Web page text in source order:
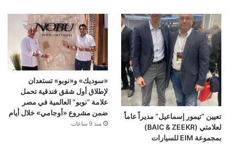
تعيين “تيمور إسماعيل” مديراً عاماً
لعلامتي (BAIC & ZEEKR)
بمجموعة EIM للسيارات
«سوديك» و«نوبو» تستعدان
لإطلاق أول شقق فندقية تحمل
علامة “نوبو” العالمية في مصر
ضمن مشروع «أوجامي» خلال أيام
منذ 9 ساعات